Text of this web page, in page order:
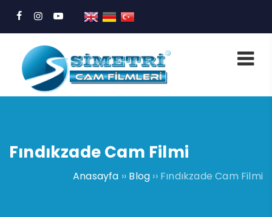
Fındıkzade Cam Filmi
Anasayfa ›› Blog ›› Fındıkzade Cam Filmi